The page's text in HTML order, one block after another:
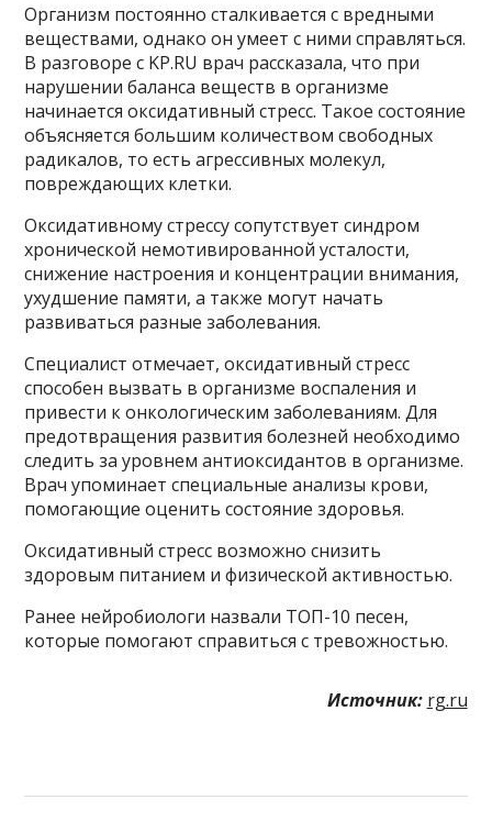
Организм постоянно сталкивается с вредными
веществами, однако он умеет с ними справляться.
В разговоре с KP.RU врач рассказала, что при
нарушении баланса веществ в организме
начинается оксидативный стресс. Такое состояние
объясняется большим количеством свободных
радикалов, то есть агрессивных молекул,
повреждающих клетки.
Оксидативному стрессу сопутствует синдром
хронической немотивированной усталости,
снижение настроения и концентрации внимания,
ухудшение памяти, а также могут начать
развиваться разные заболевания.
Специалист отмечает, оксидативный стресс
способен вызвать в организме воспаления и
привести к онкологическим заболеваниям. Для
предотвращения развития болезней необходимо
следить за уровнем антиоксидантов в организме.
Врач упоминает специальные анализы крови,
помогающие оценить состояние здоровья.
Оксидативный стресс возможно снизить
здоровым питанием и физической активностью.
Ранее нейробиологи назвали ТОП-10 песен,
которые помогают справиться с тревожностью.
Источник: rg.ru